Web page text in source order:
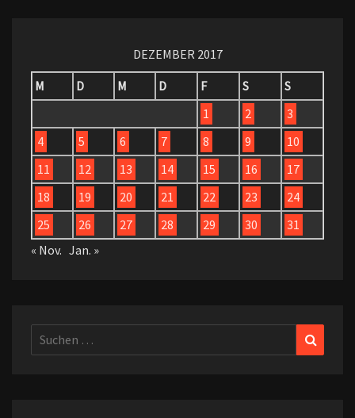
DEZEMBER 2017
M
D M D F S
S
1
2
3
4
5 6 7 8 9
10
11
12 13 14 15 16
17
18
19 20 21 22 23
24
25
26 27 28 29 30
31
« Nov. Jan. »
Suchen
nach: